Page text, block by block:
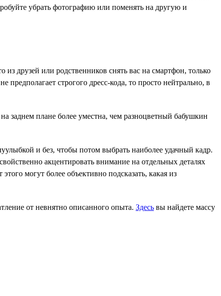
убрать фотографию или поменять на другую и
друзей или родственников снять вас на смартфон, только
строгого дресс-кода, то просто нейтрально, в
плане более уместна, чем разноцветный бабушкин
и без, чтобы потом выбрать наиболее удачный кадр.
акцентировать внимание на отдельных деталях
могут более объективно подсказать, какая из
от невнятно описанного опыта. Здесь вы найдете массу